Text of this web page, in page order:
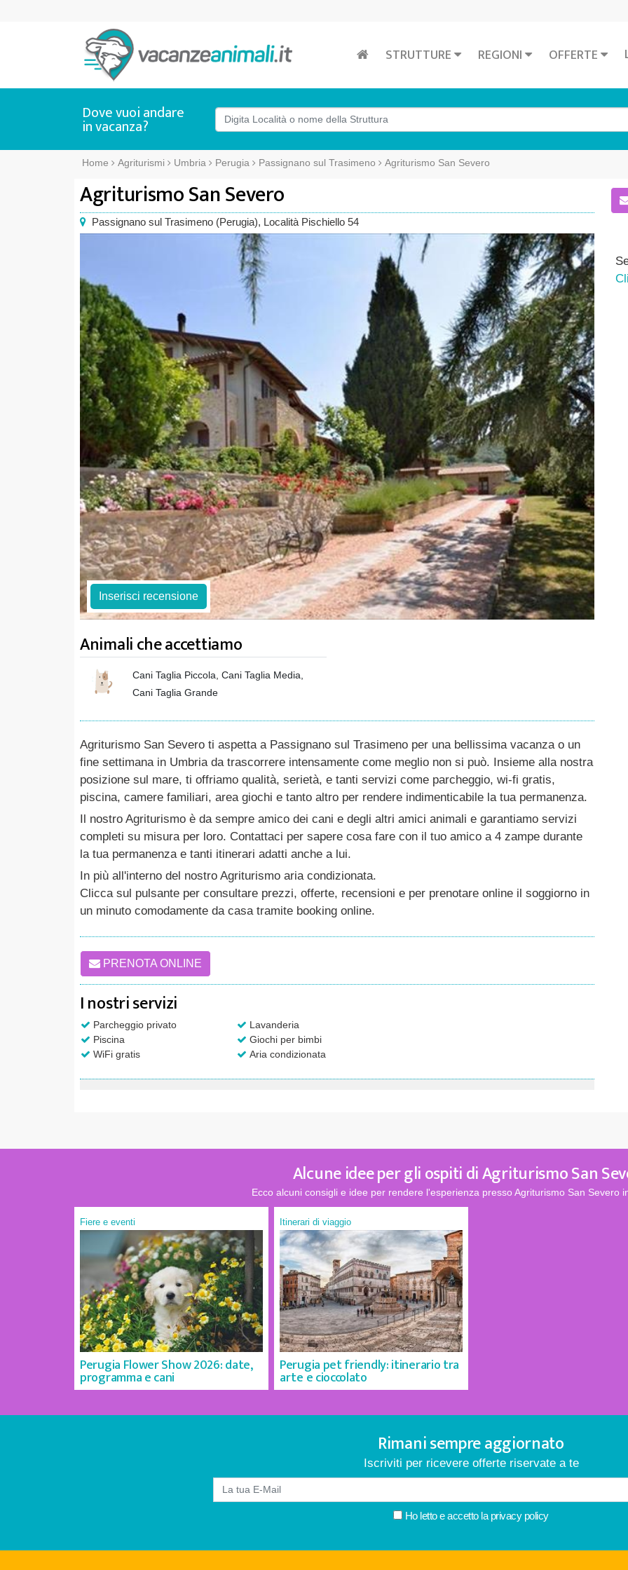
STRUTTURE REGIONI OFFERTE
Dove vuoi andare
in vacanza?
Home Agriturismi Umbria Perugia Passignano sul Trasimeno Agriturismo San Severo
Agriturismo San Severo
Passignano sul Trasimeno (Perugia), Località Pischiello 54
Inserisci recensione
Animali che accettiamo
Cani Taglia Piccola, Cani Taglia Media,
Cani Taglia Grande
Agriturismo San Severo ti aspetta a Passignano sul Trasimeno per una bellissima vacanza o un
fine settimana in Umbria da trascorrere intensamente come meglio non si può. Insieme alla nostra
posizione sul mare, ti offriamo qualità, serietà, e tanti servizi come parcheggio, wi-fi gratis,
piscina, camere familiari, area giochi e tanto altro per rendere indimenticabile la tua permanenza.
Il nostro Agriturismo è da sempre amico dei cani e degli altri amici animali e garantiamo servizi
completi su misura per loro. Contattaci per sapere cosa fare con il tuo amico a 4 zampe durante
la tua permanenza e tanti itinerari adatti anche a lui.
In più all'interno del nostro Agriturismo aria condizionata.
Clicca sul pulsante per consultare prezzi, offerte, recensioni e per prenotare online il soggiorno in
un minuto comodamente da casa tramite booking online.
PRENOTA ONLINE
I nostri servizi
Parcheggio privato
Lavanderia
Piscina
Giochi per bimbi
WiFi gratis
Aria condizionata
Alcune idee per gli ospiti di Agriturismo San
Ecco alcuni consigli e idee per rendere l'esperienza presso Agriturismo San Severo
Fiere e eventi
Perugia Flower Show 2026: date,
programma e cani
Itinerari di viaggio
Perugia pet friendly: itinerario tra
arte e cioccolato
Rimani sempre aggiornato
Iscriviti per ricevere offerte riservate a te
Ho letto e accetto la privacy policy